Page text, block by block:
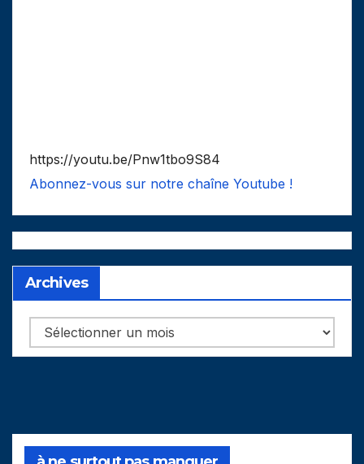
https://youtu.be/Pnw1tbo9S84
Abonnez-vous sur notre chaîne Youtube !
Archives
Archives